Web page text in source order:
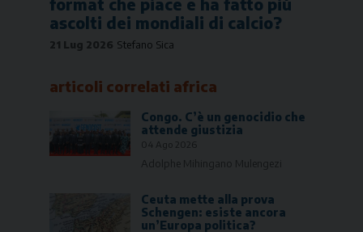
format che piace e ha fatto più
ascolti dei mondiali di calcio?
21 Lug 2026 Stefano Sica
articoli correlati africa
Congo. C’è un genocidio che
attende giustizia
04 Ago 2026
Adolphe Mihingano Mulengezi
Ceuta mette alla prova
Schengen: esiste ancora
un’Europa politica?